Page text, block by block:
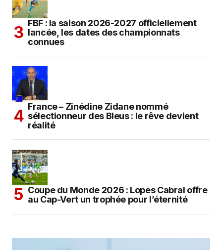
FBF : la saison 2026-2027 officiellement
lancée, les dates des championnats
connues
France – Zinédine Zidane nommé
sélectionneur des Bleus : le rêve devient
réalité
Coupe du Monde 2026 : Lopes Cabral offre
au Cap-Vert un trophée pour l’éternité